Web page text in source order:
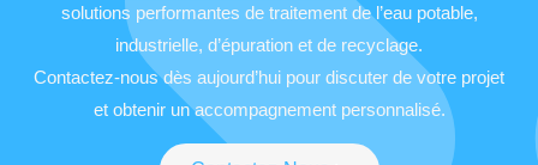
solutions performantes de traitement de l’eau potable,
industrielle, d’épuration et de recyclage.
Contactez-nous dès aujourd’hui pour discuter de votre projet
et obtenir un accompagnement personnalisé.